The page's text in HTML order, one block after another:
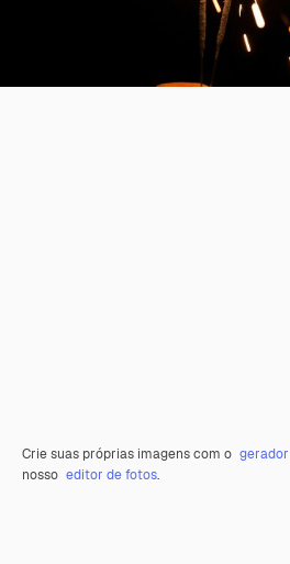
Crie suas próprias imagens com o
nosso editor de fotos.